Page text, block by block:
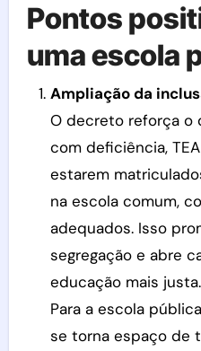
Pontos
uma escola
Ampliação da
O decreto reforça o
com deficiência,
estarem
na escola comum,
adequados. Isso
segregação e abre
educação mais justa.
Para a escola
se torna espaço de